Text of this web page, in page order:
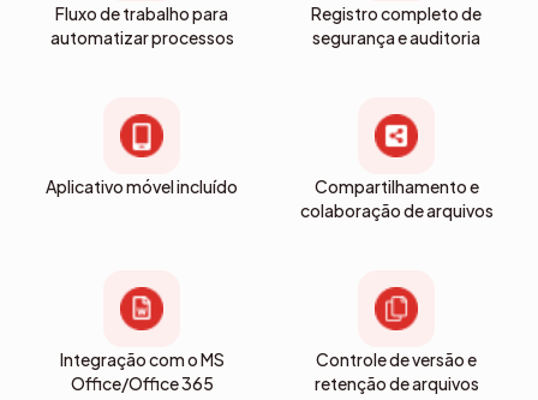
Fluxo de trabalho para
automatizar processos
Registro completo de
segurança e auditoria
Aplicativo móvel incluído
Compartilhamento e
colaboração de arquivos
Integração com o MS
Office/Office 365
Controle de versão e
retenção de arquivos